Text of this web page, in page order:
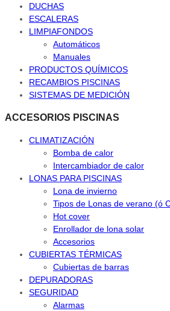
DUCHAS
ESCALERAS
LIMPIAFONDOS
Automáticos
Manuales
PRODUCTOS QUÍMICOS
RECAMBIOS PISCINAS
SISTEMAS DE MEDICIÓN
ACCESORIOS PISCINAS
CLIMATIZACIÓN
Bomba de calor
Intercambiador de calor
LONAS PARA PISCINAS
Lona de invierno
Tipos de Lonas de verano (ó
Hot cover
Enrollador de lona solar
Accesorios
CUBIERTAS TÉRMICAS
Cubiertas de barras
DEPURADORAS
SEGURIDAD
Alarmas